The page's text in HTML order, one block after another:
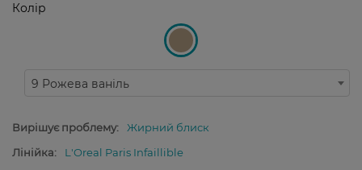
Колір
9 Рожева ваніль
Вирішує проблему:
Жирний блиск
Лінійка:
L'Oreal Paris Infaillible